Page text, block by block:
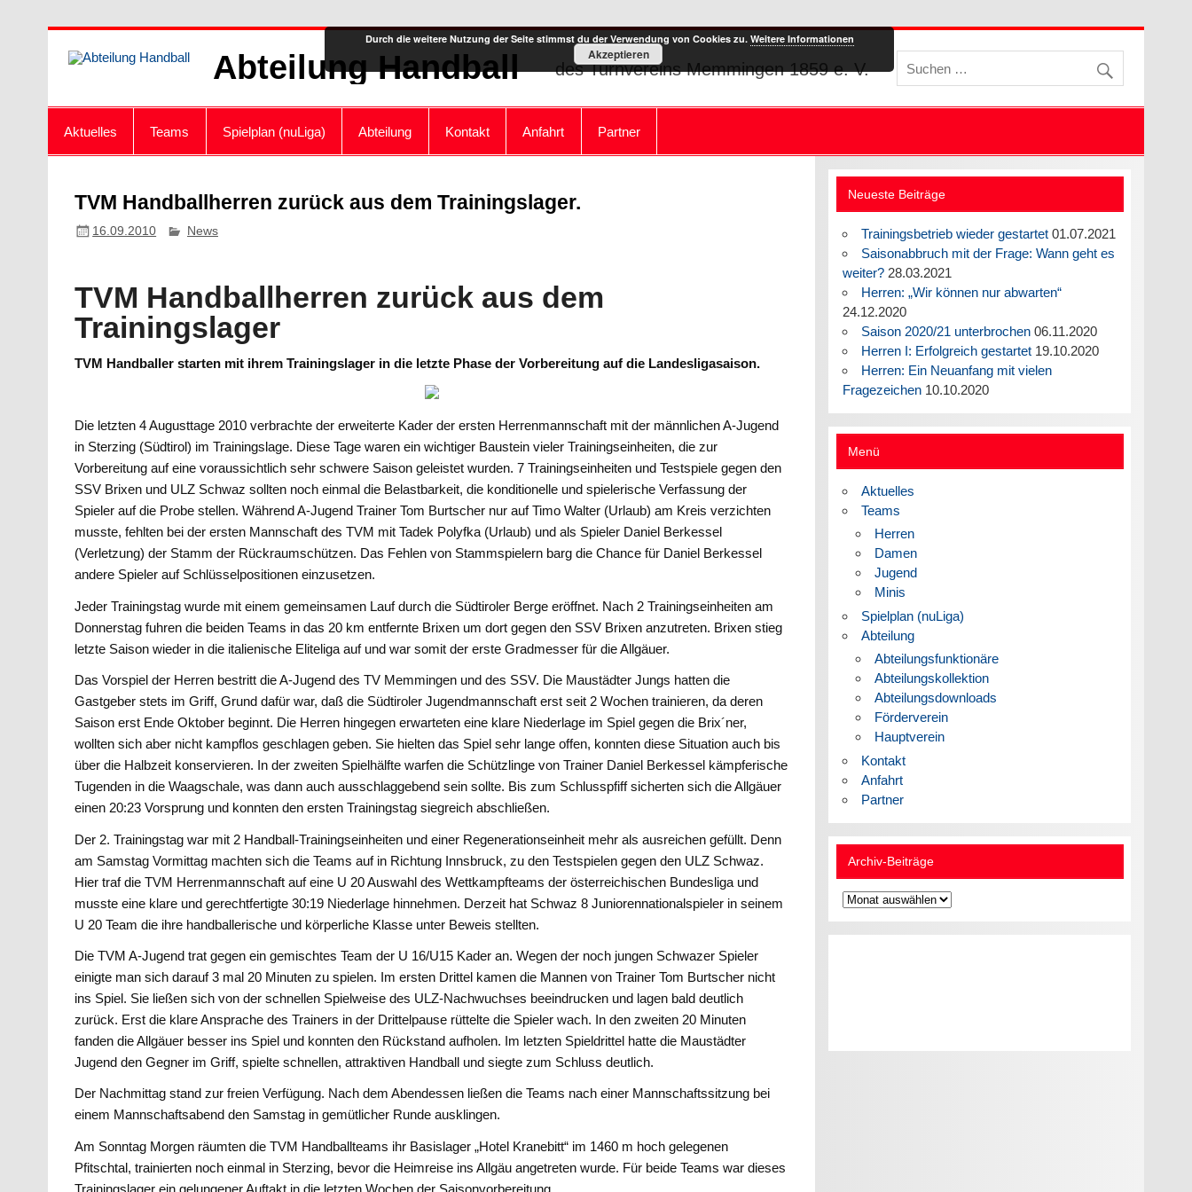
Abteilung Handball des Turnvereins Memmingen 1859 e. V.
Aktuelles Teams Spielplan (nuLiga) Abteilung Kontakt Anfahrt Partner
TVM Handballherren zurück aus dem Trainingslager.
16.09.2010 News
TVM Handballherren zurück aus dem
Trainingslager
TVM Handballer starten mit ihrem Trainingslager in die letzte Phase der Vorbereitung auf die Landesligasaison.
Die letzten 4 Augusttage 2010 verbrachte der erweiterte Kader der ersten Herrenmannschaft mit der männlichen A-Jugend
in Sterzing (Südtirol) im Trainingslage. Diese Tage waren ein wichtiger Baustein vieler Trainingseinheiten, die zur
Vorbereitung auf eine voraussichtlich sehr schwere Saison geleistet wurden. 7 Trainingseinheiten und Testspiele gegen den
SSV Brixen und ULZ Schwaz sollten noch einmal die Belastbarkeit, die konditionelle und spielerische Verfassung der
Spieler auf die Probe stellen. Während A-Jugend Trainer Tom Burtscher nur auf Timo Walter (Urlaub) am Kreis verzichten
musste, fehlten bei der ersten Mannschaft des TVM mit Tadek Polyfka (Urlaub) und als Spieler Daniel Berkessel
(Verletzung) der Stamm der Rückraumschützen. Das Fehlen von Stammspielern barg die Chance für Daniel Berkessel
andere Spieler auf Schlüsselpositionen einzusetzen.
Jeder Trainingstag wurde mit einem gemeinsamen Lauf durch die Südtiroler Berge eröffnet. Nach 2 Trainingseinheiten am
Donnerstag fuhren die beiden Teams in das 20 km entfernte Brixen um dort gegen den SSV Brixen anzutreten. Brixen stieg
letzte Saison wieder in die italienische Eliteliga auf und war somit der erste Gradmesser für die Allgäuer.
Das Vorspiel der Herren bestritt die A-Jugend des TV Memmingen und des SSV. Die Maustädter Jungs hatten die
Gastgeber stets im Griff, Grund dafür war, daß die Südtiroler Jugendmannschaft erst seit 2 Wochen trainieren, da deren
Saison erst Ende Oktober beginnt. Die Herren hingegen erwarteten eine klare Niederlage im Spiel gegen die Brix´ner,
wollten sich aber nicht kampflos geschlagen geben. Sie hielten das Spiel sehr lange offen, konnten diese Situation auch bis
über die Halbzeit konservieren. In der zweiten Spielhälfte warfen die Schützlinge von Trainer Daniel Berkessel kämpferische
Tugenden in die Waagschale, was dann auch ausschlaggebend sein sollte. Bis zum Schlusspfiff sicherten sich die Allgäuer
einen 20:23 Vorsprung und konnten den ersten Trainingstag siegreich abschließen.
Der 2. Trainingstag war mit 2 Handball-Trainingseinheiten und einer Regenerationseinheit mehr als ausreichen gefüllt. Denn
am Samstag Vormittag machten sich die Teams auf in Richtung Innsbruck, zu den Testspielen gegen den ULZ Schwaz.
Hier traf die TVM Herrenmannschaft auf eine U 20 Auswahl des Wettkampfteams der österreichischen Bundesliga und
musste eine klare und gerechtfertigte 30:19 Niederlage hinnehmen. Derzeit hat Schwaz 8 Juniorennationalspieler in seinem
U 20 Team die ihre handballerische und körperliche Klasse unter Beweis stellten.
Die TVM A-Jugend trat gegen ein gemischtes Team der U 16/U15 Kader an. Wegen der noch jungen Schwazer Spieler
einigte man sich darauf 3 mal 20 Minuten zu spielen. Im ersten Drittel kamen die Mannen von Trainer Tom Burtscher nicht
ins Spiel. Sie ließen sich von der schnellen Spielweise des ULZ-Nachwuchses beeindrucken und lagen bald deutlich
zurück. Erst die klare Ansprache des Trainers in der Drittelpause rüttelte die Spieler wach. In den zweiten 20 Minuten
fanden die Allgäuer besser ins Spiel und konnten den Rückstand aufholen. Im letzten Spieldrittel hatte die Maustädter
Jugend den Gegner im Griff, spielte schnellen, attraktiven Handball und siegte zum Schluss deutlich.
Der Nachmittag stand zur freien Verfügung. Nach dem Abendessen ließen die Teams nach einer Mannschaftssitzung bei
einem Mannschaftsabend den Samstag in gemütlicher Runde ausklingen.
Am Sonntag Morgen räumten die TVM Handballteams ihr Basislager „Hotel Kranebitt“ im 1460 m hoch gelegenen
Pfitschtal, trainierten noch einmal in Sterzing, bevor die Heimreise ins Allgäu angetreten wurde. Für beide Teams war dieses
Trainingslager ein gelungener Auftakt in die letzten Wochen der Saisonvorbereitung.
Neueste Beiträge
Trainingsbetrieb wieder gestartet 01.07.2021
Saisonabbruch mit der Frage: Wann geht es
weiter? 28.03.2021
Herren: „Wir können nur abwarten“
24.12.2020
Saison 2020/21 unterbrochen 06.11.2020
Herren I: Erfolgreich gestartet 19.10.2020
Herren: Ein Neuanfang mit vielen
Fragezeichen 10.10.2020
Menü
Aktuelles
Teams
Herren
Damen
Jugend
Minis
Spielplan (nuLiga)
Abteilung
Abteilungsfunktionäre
Abteilungskollektion
Abteilungsdownloads
Förderverein
Hauptverein
Kontakt
Anfahrt
Partner
Archiv-Beiträge
Archiv-
Beiträge
Durch die weitere Nutzung der Seite stimmst du der Verwendung von Cookies zu. Weitere Informationen
Akzeptieren